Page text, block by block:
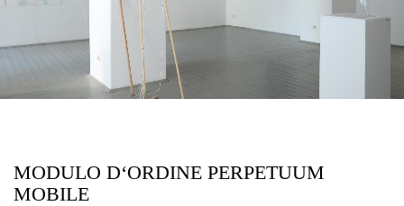
MODULO D‘ORDINE PERPETUUM
MOBILE